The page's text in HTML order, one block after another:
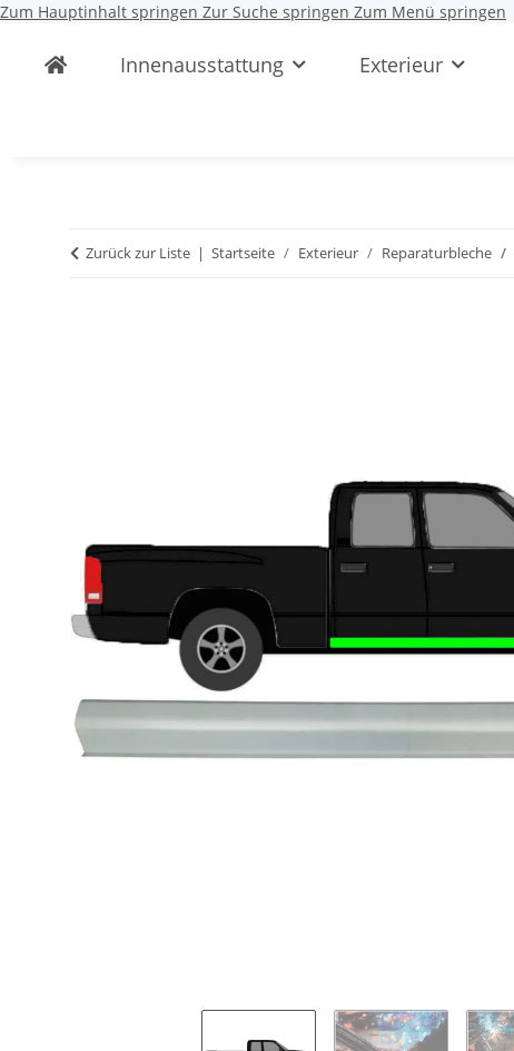
Zum Hauptinhalt springen Zur Suche springen Zum Menü springen
Innenausstattung Exterieur
Zurück zur Liste Startseite Exterieur Reparaturbleche